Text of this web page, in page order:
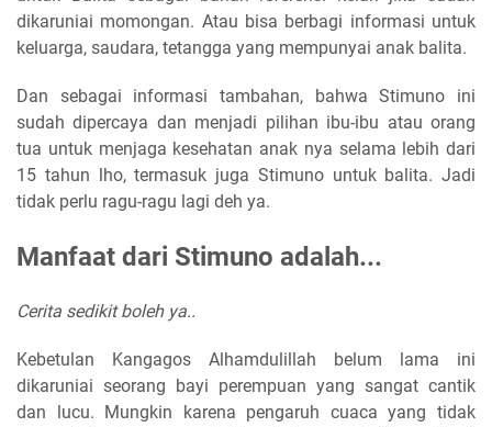
dikaruniai momongan. Atau bisa berbagi informasi untuk
keluarga, saudara, tetangga yang mempunyai anak balita.
Dan sebagai informasi tambahan, bahwa Stimuno ini
sudah dipercaya dan menjadi pilihan ibu-ibu atau orang
tua untuk menjaga kesehatan anak nya selama lebih dari
15 tahun lho, termasuk juga Stimuno untuk balita. Jadi
tidak perlu ragu-ragu lagi deh ya.
Manfaat dari Stimuno adalah...
Cerita sedikit boleh ya..
Kebetulan Kangagos Alhamdulillah belum lama ini
dikaruniai seorang bayi perempuan yang sangat cantik
dan lucu. Mungkin karena pengaruh cuaca yang tidak